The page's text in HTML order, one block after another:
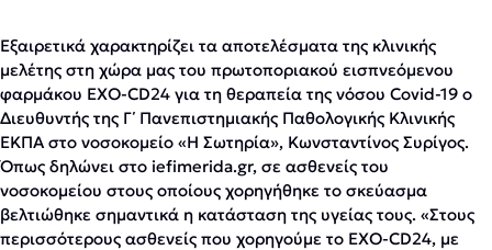
Εξαιρετικά χαρακτηρίζει τα αποτελέσματα της κλινικής
μελέτης στη χώρα μας του πρωτοποριακού εισπνεόμενου
φαρμάκου EXO-CD24 για τη θεραπεία της νόσου Covid-19 ο
Διευθυντής της Γ΄ Πανεπιστημιακής Παθολογικής Κλινικής
ΕΚΠΑ στο νοσοκομείο «Η Σωτηρία», Κωνσταντίνος Συρίγος.
Όπως δηλώνει στο iefimerida.gr, σε ασθενείς του
νοσοκομείου στους οποίους χορηγήθηκε το σκεύασμα
βελτιώθηκε σημαντικά η κατάσταση της υγείας τους. «Στους
περισσότερους ασθενείς που χορηγούμε το EXO-CD24, με